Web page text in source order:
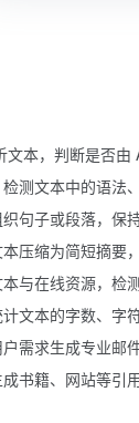
文本，判断是否由
检测文本中的语法
句子或段落，保
压缩为简短摘要
与在线资源，检
文本的字数、字
需求生成专业邮
书籍、网站等引